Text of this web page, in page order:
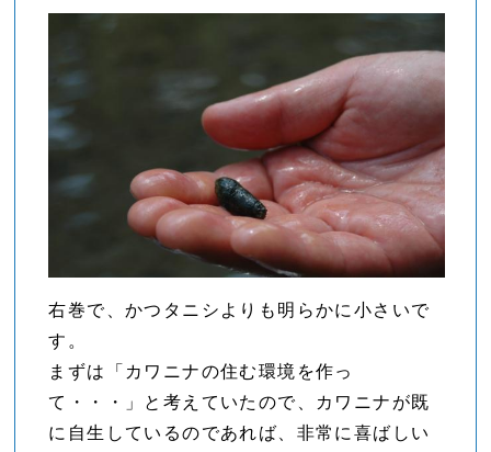
右巻で、かつタニシよりも明らかに小さいで
す。
まずは「カワニナの住む環境を作っ
て・・・」と考えていたので、カワニナが既
に自生しているのであれば、非常に喜ばしい